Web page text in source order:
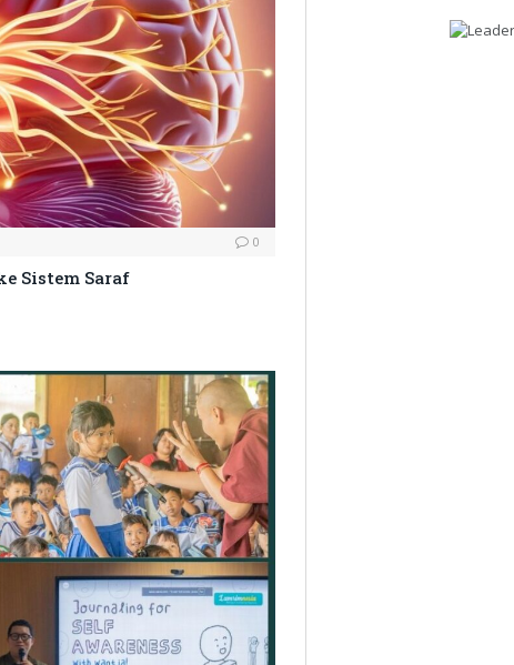
0
Sistem Saraf